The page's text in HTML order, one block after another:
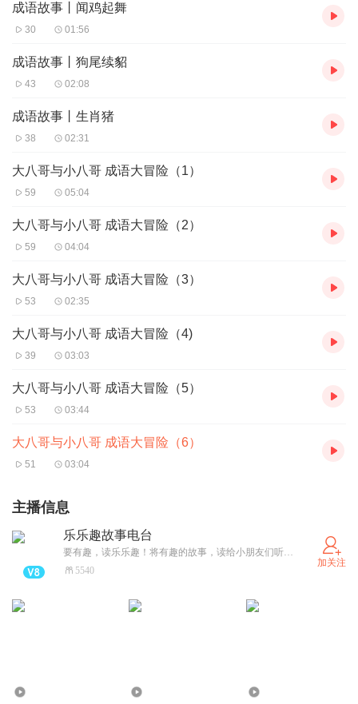
成语故事丨闻鸡起舞
30 01:56
成语故事丨狗尾续貂
43 02:08
成语故事丨生肖猪
38 02:31
大八哥与小八哥 成语大冒险（1）
59 05:04
大八哥与小八哥 成语大冒险（2）
59 04:04
大八哥与小八哥 成语大冒险（3）
53 02:35
大八哥与小八哥 成语大冒险（4)
39 03:03
大八哥与小八哥 成语大冒险（5）
53 03:44
大八哥与小八哥 成语大冒险（6）
51 03:04
主播信息
乐乐趣故事电台
要有趣，读乐乐趣！将有趣的故事，读给小朋友们听。 乐乐趣成立于2006年，是国内立体书、翻翻书的开创者、著名的童书出版品牌。 致力于为中国孩子做全球最好的童书，至今已累计出版3000+本童书。 已经出版发行的明星书有儿童立体科普启蒙绘本《我们的身体》、《牛津话科学 侃侃闪闪的科学大冒险》、乐乐趣揭秘科普翻翻书系列（全67册）、社交启蒙绘本《莉莉兰的小虫虫》、科学冒险漫画书《米吴科学漫画》、早教触摸书《小兔比利》、情绪绘本《我的情绪小怪兽》、漫画《小恐龙大情绪》等。 欢迎关注同名公众号、小红书、抖音号，阅读更多好书。
5540
加关注